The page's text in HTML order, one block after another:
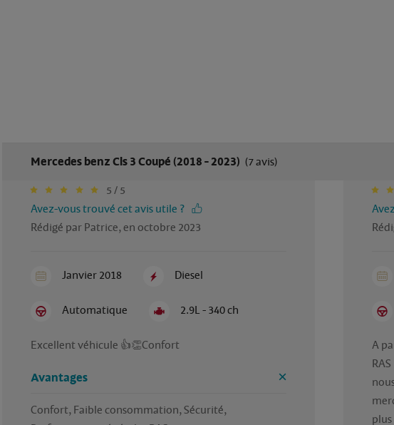
Mercedes benz Cls 3 Coupé (2018 - 2023) (7 avis)
5 / 5
Avez-vous trouvé cet avis utile ?
Rédigé par Patrice, en octobre 2023
Janvier 2018 Diesel
Automatique 2.9L - 340 ch
Excellent véhicule 👍👏Confort
Avantages
Confort, Faible consommation, Sécurité,
A
RAS